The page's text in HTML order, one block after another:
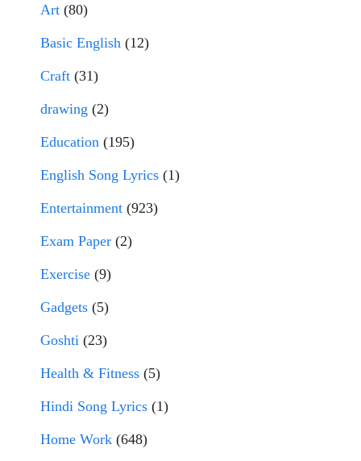
Art (80)
Basic English (12)
Craft (31)
drawing (2)
Education (195)
English Song Lyrics (1)
Entertainment (923)
Exam Paper (2)
Exercise (9)
Gadgets (5)
Goshti (23)
Health & Fitness (5)
Hindi Song Lyrics (1)
Home Work (648)